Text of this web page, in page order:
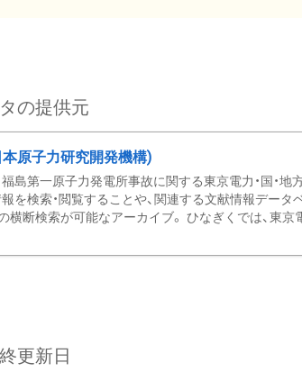
の提供元
原子力研究開発機構)
第一原子力発電所事故に関する東京電力・国・地
検索・閲覧することや、関連する文献情報データベ
横断検索が可能なアーカイブ。 ひなぎくでは、東
更新日